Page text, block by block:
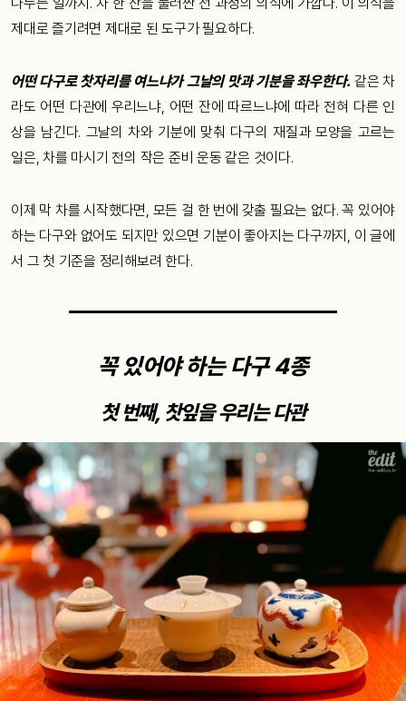
제대로 즐기려면 제대로 된 도구가 필요하다.
어떤 다구로 찻자리를 여느냐가 그날의 맛과 기분을 좌우한다. 같은 차
라도 어떤 다관에 우리느냐, 어떤 잔에 따르느냐에 따라 전혀 다른 인
상을 남긴다. 그날의 차와 기분에 맞춰 다구의 재질과 모양을 고르는
일은, 차를 마시기 전의 작은 준비 운동 같은 것이다.
이제 막 차를 시작했다면, 모든 걸 한 번에 갖출 필요는 없다. 꼭 있어야
하는 다구와 없어도 되지만 있으면 기분이 좋아지는 다구까지, 이 글에
서 그 첫 기준을 정리해보려 한다.
꼭 있어야 하는 다구 4종
첫 번째, 찻잎을 우리는 다관